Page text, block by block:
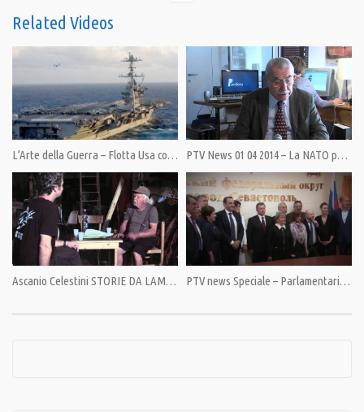
Category: News PrimoPiano,Speciali
Tags:Boris Nemtsov,Giulietto Chiesa,Pandora TV ,PandoraTV,Putin
Related Videos
L’Arte della Guerra – Flotta Usa con 1000 missili nel Mediterraneo PTV News 01 04 2014 – La NATO punta a Est
Ascanio Celestini STORIE DA LAMPEDUSA capitolo 3 PTV news Speciale – Parlamentari italiani in Crimea: “Il governo faccia chiarezza contro l’insulto dell’Ucraina”